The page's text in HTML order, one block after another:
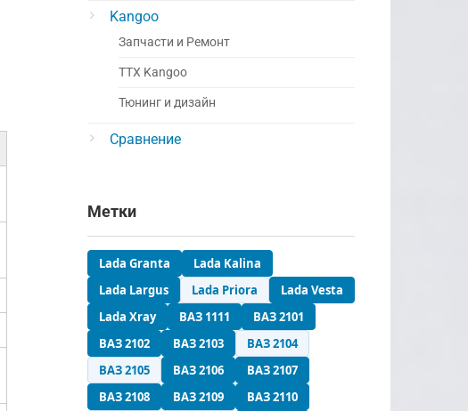
Kangoo
Запчасти и Ремонт
ТТХ Kangoo
Тюнинг и дизайн
Сравнение
Метки
Lada Granta
Lada Kalina
Lada Largus
Lada Priora
Lada Vesta
Lada Xray
ВАЗ 1111
ВАЗ 2101
ВАЗ 2102
ВАЗ 2103
ВАЗ 2104
ВАЗ 2105
ВАЗ 2106
ВАЗ 2107
ВАЗ 2108
ВАЗ 2109
ВАЗ 2110